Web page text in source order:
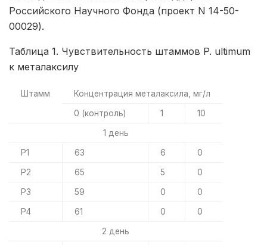
Российского Научного Фонда (проект N 14-50-
00029).
Таблица 1. Чувствительность штаммов P. ultimum
к металаксилу
Штамм Концентрация металаксила, мг/л
0 (контроль) 1 10
1 день
P1 63 6 0
P2 65 5 0
P3 59 0 0
P4 61 0 0
2 день